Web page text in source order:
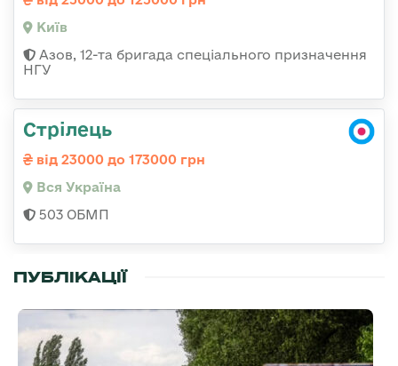
Київ
Азов, 12-та бригада спеціального призначення
НГУ
Стрілець
від 23000 до 173000 грн
Вся Україна
503 ОБМП
ПУБЛІКАЦІЇ